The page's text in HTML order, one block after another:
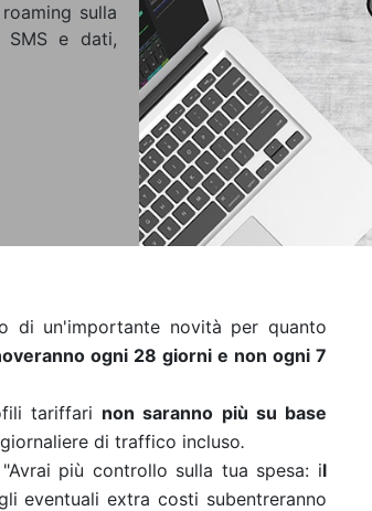
sulla
e dati,
di un'importante novità per quanto
ogni 28 giorni e non ogni 7
tariffari non saranno più su base
di traffico incluso.
più controllo sulla tua spesa: il
eventuali extra costi subentreranno